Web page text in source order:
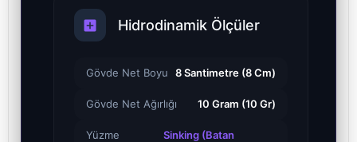
Hidrodinamik Ölçüler
Gövde Net Boyu 8 Santimetre (8 Cm)
Gövde Net Ağırlığı 10 Gram (10 Gr)
Yüzme
Sinking (Batan